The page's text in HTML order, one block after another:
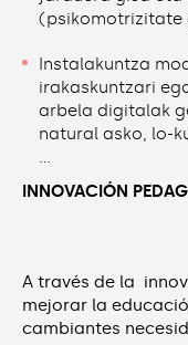
(psikomotrizitate
Instalakuntza
irakaskuntzari
arbela digitalak
natural asko, lo-
…
INNOVACIÓN
A través de la
mejorar la
cambiantes